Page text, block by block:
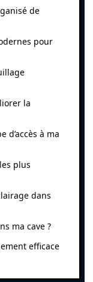
de
pour
la
d’accès à ma
plus
dans
ma cave ?
efficace